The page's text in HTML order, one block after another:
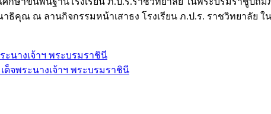
คุณ ณ ลานกิจกรรมหน้าเสาธง โรงเรียน ภ.ป.ร. ราชวิทยาลัย
ะนางเจ้าฯ พระบรมราชินี
จพระนางเจ้าฯ พระบรมราชินี